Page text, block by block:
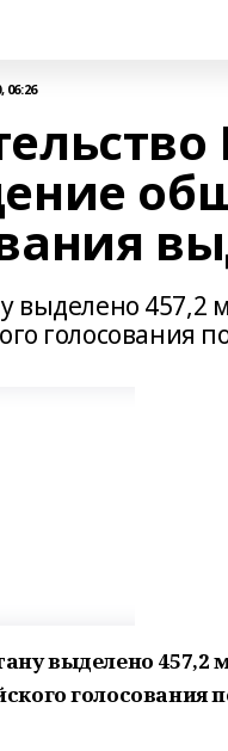
06:26
выделено 457,2
голосования
выделено 457,2
голосования